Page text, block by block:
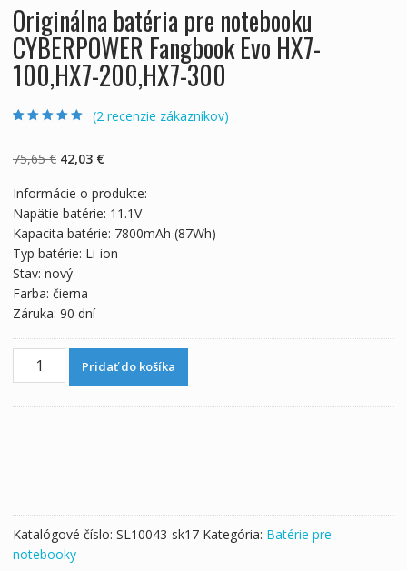
Originálna batéria pre notebooku
CYBERPOWER Fangbook Evo HX7-
100,HX7-200,HX7-300
zákazníckych
recenzií
(2 recenzie zákazníkov)
75,65€ Pôvodná
bola:
75,65 €.
42,03 €Aktuálna
je:
42,03 €.
Informácie o produkte:
Napätie batérie: 11.1V
Kapacita batérie: 7800mAh (87Wh)
Typ batérie: Li-ion
Stav: nový
Farba: čierna
Záruka: 90 dní
množstvo
HX7-
100,HX7-
200,HX7-
Pridať do košíka
Katalógové číslo: SL10043-sk17 Kategória: Batérie pre
notebooky